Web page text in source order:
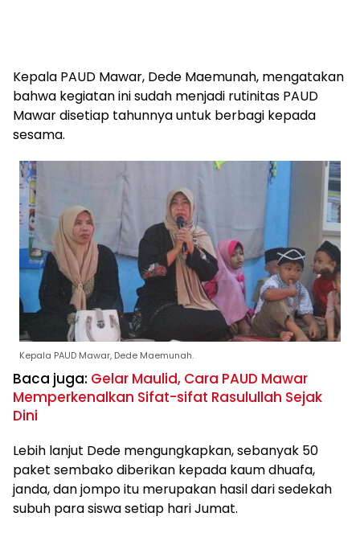
Kepala PAUD Mawar, Dede Maemunah, mengatakan
bahwa kegiatan ini sudah menjadi rutinitas PAUD
Mawar disetiap tahunnya untuk berbagi kepada
sesama.
Kepala PAUD Mawar, Dede Maemunah.
Baca juga: Gelar Maulid, Cara PAUD Mawar
Memperkenalkan Sifat-sifat Rasulullah Sejak
Dini
Lebih lanjut Dede mengungkapkan, sebanyak 50
paket sembako diberikan kepada kaum dhuafa,
janda, dan jompo itu merupakan hasil dari sedekah
subuh para siswa setiap hari Jumat.